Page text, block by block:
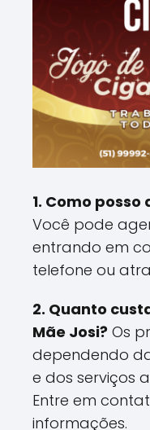
1. Como
Você pode
entrando em
telefone ou
2. Quanto
Mãe Josi? Os
dependendo
e dos serviços
Entre em
informações.